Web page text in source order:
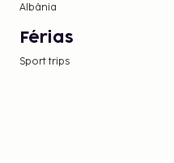
Albânia
Férias
Sport trips